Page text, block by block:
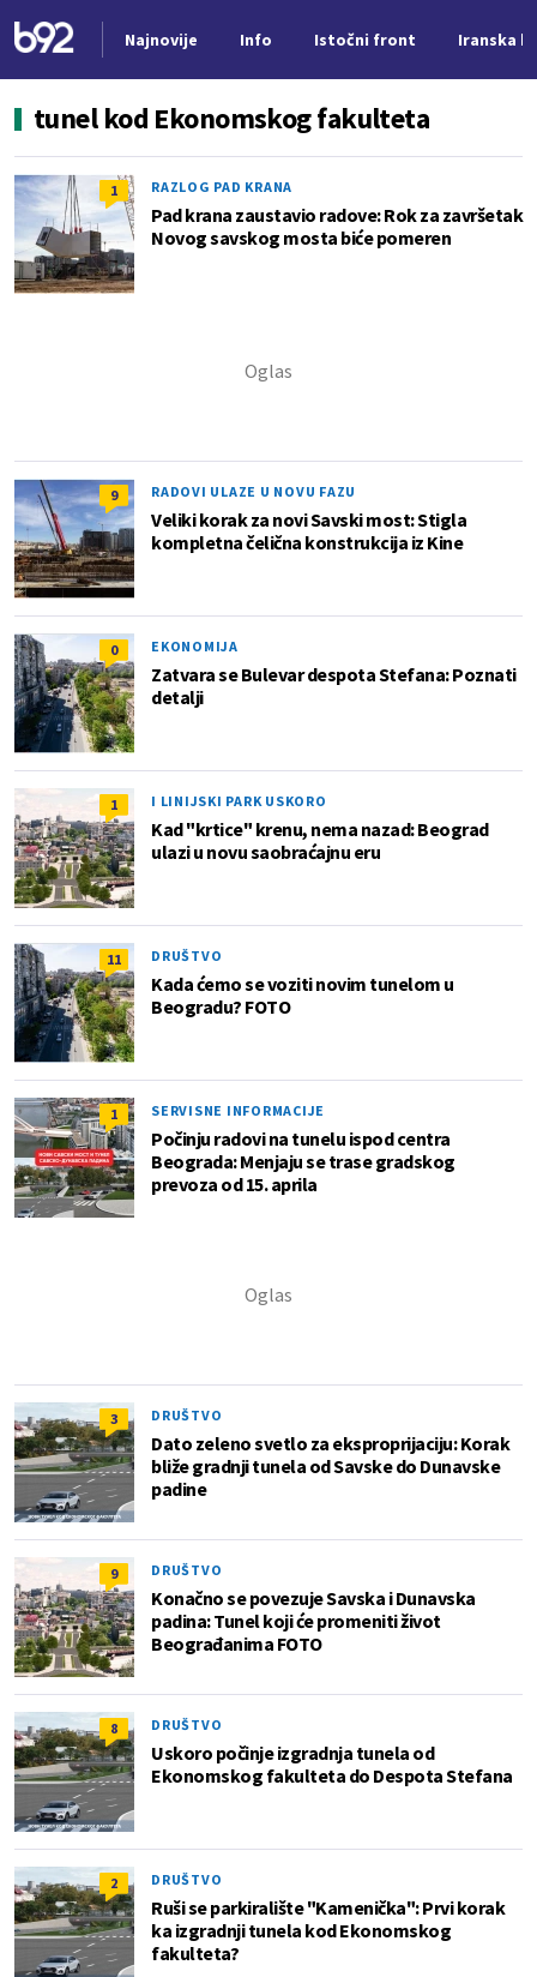
Najnovije Info Istočni front Iranska
tunel kod Ekonomskog fakulteta
1 RAZLOG PAD KRANA
Pad krana zaustavio radove: Rok za završetak
Novog savskog mosta biće pomeren
9 RADOVI ULAZE U NOVU FAZU
Veliki korak za novi Savski most: Stigla
kompletna čelična konstrukcija iz Kine
0 EKONOMIJA
Zatvara se Bulevar despota Stefana: Poznati
detalji
1 I LINIJSKI PARK USKORO
Kad "krtice" krenu, nema nazad: Beograd
ulazi u novu saobraćajnu eru
11 DRUŠTVO
Kada ćemo se voziti novim tunelom u
Beogradu? FOTO
1 SERVISNE INFORMACIJE
Počinju radovi na tunelu ispod centra
Beograda: Menjaju se trase gradskog
prevoza od 15. aprila
3 DRUŠTVO
Dato zeleno svetlo za eksproprijaciju: Korak
bliže gradnji tunela od Savske do Dunavske
padine
9 DRUŠTVO
Konačno se povezuje Savska i Dunavska
padina: Tunel koji će promeniti život
Beograđanima FOTO
8 DRUŠTVO
Uskoro počinje izgradnja tunela od
Ekonomskog fakulteta do Despota Stefana
2 DRUŠTVO
Ruši se parkiralište "Kamenička": Prvi korak
ka izgradnji tunela kod Ekonomskog
fakulteta?